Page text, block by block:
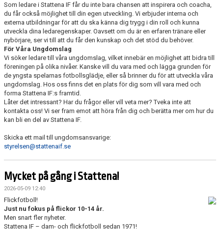
Som ledare i Stattena IF får du inte bara chansen att inspirera och coacha,
du får också möjlighet till din egen utveckling. Vi erbjuder interna och
externa utbildningar för att du ska känna dig trygg i din roll och kunna
utveckla dina ledaregenskaper. Oavsett om du är en erfaren tränare eller
nybörjare, ser vi till att du får den kunskap och det stöd du behöver.
För Våra Ungdomslag
Vi söker ledare till våra ungdomslag, vilket innebär en möjlighet att bidra till
föreningen på olika nivåer. Kanske vill du vara med och lägga grunden för
de yngsta spelarnas fotbollsglädje, eller så brinner du för att utveckla våra
ungdomslag. Hos oss finns det en plats för dig som vill vara med och
forma Stattena IF:s framtid.
Låter det intressant? Har du frågor eller vill veta mer? Tveka inte att
kontakta oss! Vi ser fram emot att höra från dig och berätta mer om hur du
kan bli en del av Stattena IF.
Skicka ett mail till ungdomsansvarige:
styrelsen@stattenaif.se
Mycket på gång i Stattena!
2026-05-09 12:40
Flickfotboll!
Just nu fokus på flickor 10-14 år.
Men snart fler nyheter.
Stattena IF – dam- och flickfotboll sedan 1971!